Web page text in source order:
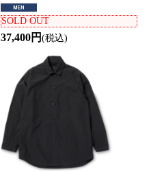
SOLD OUT
37,400円(税込)